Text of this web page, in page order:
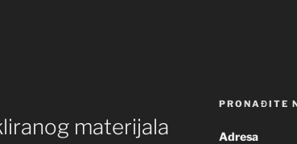
materijala
PRONAĐITE
Adresa